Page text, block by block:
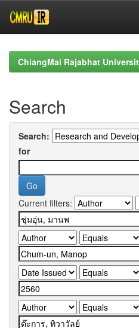
navigationChiangMai Rajabhat
Search
Search:
for
Current filters: